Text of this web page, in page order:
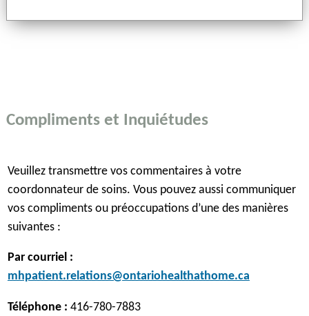
Compliments et Inquiétudes
Veuillez transmettre vos commentaires à votre
coordonnateur de soins. Vous pouvez aussi communiquer
vos compliments ou préoccupations d’une des manières
suivantes :
Par courriel :
mhpatient.relations@ontariohealthathome.ca
Téléphone : 416-780-7883